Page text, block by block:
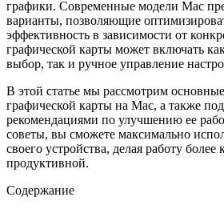
графики. Современные модели Mac
варианты, позволяющие
эффективность в зависимости от
графической карты может включать
выбор, так и ручное управление
В этой статье мы рассмотрим
графической карты на Mac, а также
рекомендациями по улучшению ее
советы, вы сможете максимально
своего устройства, делая работу
продуктивной.
Содержание